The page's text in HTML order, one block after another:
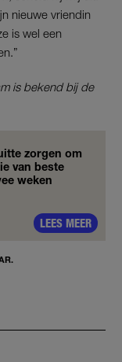
nieuwe vriendin
is wel een
is bekend bij de
zorgen om
van beste
weken
LEES MEER